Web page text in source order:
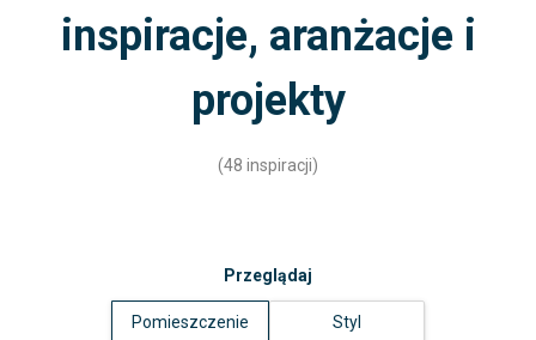
inspiracje, aranżacje i
projekty
(48 inspiracji)
Przeglądaj
Pomieszczenie Styl